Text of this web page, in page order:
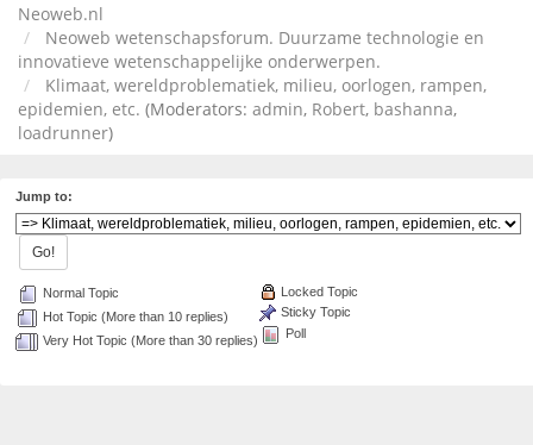
Neoweb.nl
Neoweb wetenschapsforum. Duurzame technologie en
innovatieve wetenschappelijke onderwerpen.
Klimaat, wereldproblematiek, milieu, oorlogen, rampen,
epidemien, etc. (Moderators: admin, Robert, bashanna,
loadrunner)
Jump to:
Normal Topic
Hot Topic (More than 10 replies)
Very Hot Topic (More than 30 replies)
Locked Topic
Sticky Topic
Poll